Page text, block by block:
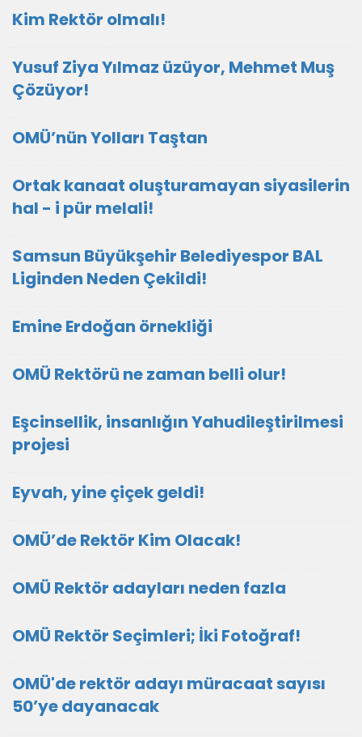
Kim Rektör olmalı!
Yusuf Ziya Yılmaz üzüyor, Mehmet Muş
Çözüyor!
OMÜ’nün Yolları Taştan
Ortak kanaat oluşturamayan siyasilerin
hal - i pür melali!
Samsun Büyükşehir Belediyespor BAL
Liginden Neden Çekildi!
Emine Erdoğan örnekliği
OMÜ Rektörü ne zaman belli olur!
Eşcinsellik, insanlığın Yahudileştirilmesi
projesi
Eyvah, yine çiçek geldi!
OMÜ’de Rektör Kim Olacak!
OMÜ Rektör adayları neden fazla
OMÜ Rektör Seçimleri; İki Fotoğraf!
OMÜ'de rektör adayı müracaat sayısı
50’ye dayanacak